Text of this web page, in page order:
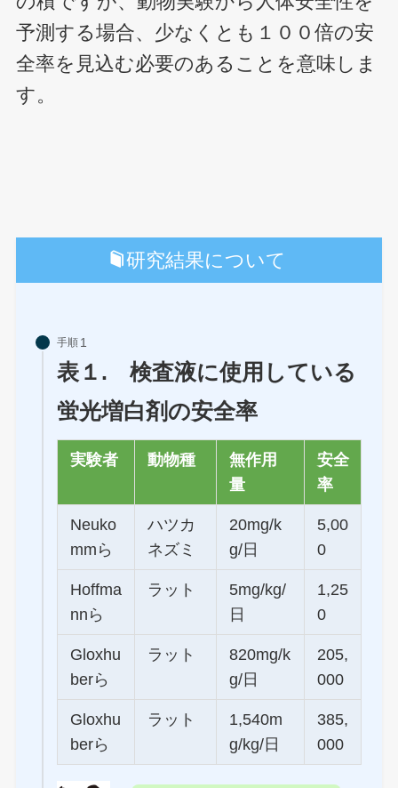
予測する場合、少なくとも１００倍の安
全率を見込む必要のあることを意味しま
す。
研究結果について
手順
表１. 検査液に使用している
蛍光増白剤の安全率
実験者 動物種
無作用
量
安全
率
Neuko
mmら
ハツカ
ネズミ
20mg/k
g/日
5,00
0
Hoffma
nnら
ラット
5mg/kg/
日
1,25
0
Gloxhu
berら
ラット
820mg/k
g/日
205,
000
Gloxhu
berら
ラット
1,540m
g/kg/日
385,
000